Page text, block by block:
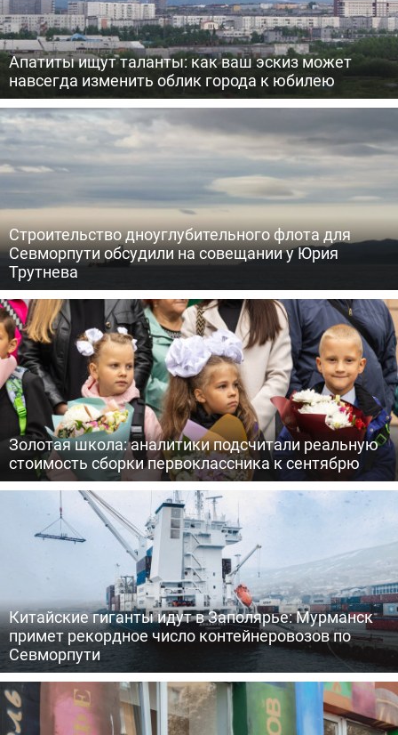
Апатиты ищут таланты: как ваш эскиз может
навсегда изменить облик города к юбилею
Строительство дноуглубительного флота для
Севморпути обсудили на совещании у Юрия
Трутнева
Золотая школа: аналитики подсчитали реальную
стоимость сборки первоклассника к сентябрю
Китайские гиганты идут в Заполярье: Мурманск
примет рекордное число контейнеровозов по
Севморпути